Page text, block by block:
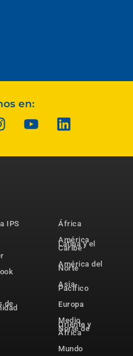
en:
IPS
de
África
América
Latina y el
Caribe
América del
Norte
Asia-
Pacífico
Europa
Medio
Oriente y
Norte de
África
Mundo